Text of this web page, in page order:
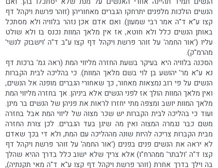
הנשים הולכות מלפנים יתרחקו הגברים מאחוריהן (זוהר פרשת ויקהל דף
קצו ע"א ד"ה אמר רבי שמעון). ואם אדם אכן נזהר בלוויה ולא מסתכל
באותן הנשים כלל ולא חוטא, אז אין מלאך המוות נכנס בו ולא שולט
עליו ('אור החמה' על זוהר פרשת ויקהל דף קצו ע"ב ד"ה 'וישבוק לנשי'
מהרמ"ק).
הסכנה בלוויה היא בעיקר בשעת החזרה מליווי המת (ראה גמ' ברכות דף
נא ע"א מר' יהושע בן לוי בשם מלאך המוות). כי בהליכה לבית הקברות
הנשים על פי רוב נמצאות מאחור, כך שאחורי הגברים מופנה אל הנשים,
ואין מלאך המוות הולך אז לפני הנשים אלא ביניהן. אך בחזרה מליווי המת
מלאך המוות יושב ומצפה מתי יחזרו לראות את פניהן של הנשים בר מינן.
ועוד כי בהליכה לבית הקברות יש שכר מצוה של ליווי המת אבל בחזרה
משם כבר נגמרה המצוה ואין מה שיגן בעד הגברים. לכן צורת החזרה
מבית הקברות צריכה להיות שונה מההליכה עם המת, ולא די בכך שאדם
לא יראה את הנשים פנים בפנים ('אור החמה' על זוהר פרשת ויקהל דף
קצו ד"ה 'ולבתר' ממהרח"ו) אלא צריך שלא ישוב כלל בדרך ההיא שהלך
בה וילך בדרך אחרת (זוהר פרשת ויקהל דף קצו ע"א ד"ה מאי תקנתיה),